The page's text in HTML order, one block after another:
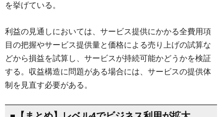
を挙げている。
利益の見通しにおいては、サービス提供にかかる全費用項
目の把握やサービス提供量と価格による売り上げの試算な
どから損益を試算し、サービスが持続可能かどうかを検証
する。収益構造に問題がある場合には、サービスの提供体
制を見直す必要がある。